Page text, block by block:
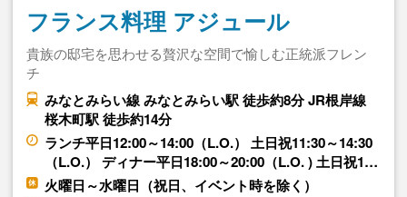
フランス料理 アジュール
貴族の邸宅を思わせる贅沢な空間で愉しむ正統派フレン
チ
みなとみらい線 みなとみらい駅 徒歩約8分 JR根岸線
桜木町駅 徒歩約14分
ランチ平日12:00～14:00（L.O.） 土日祝11:30～14:30
（L.O.） ディナー平日18:00～20:00（L.O. ) 土日祝1…
火曜日～水曜日（祝日、イベント時を除く）